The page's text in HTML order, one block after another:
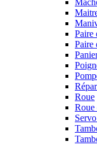
Paire
Paire
Roue
Roue